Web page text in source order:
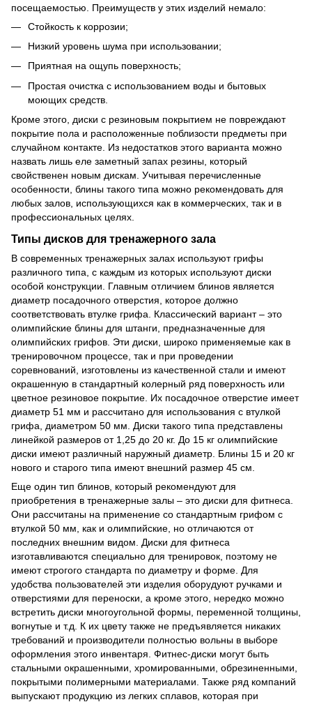
посещаемостью. Преимуществ у этих изделий немало:
Стойкость к коррозии;
Низкий уровень шума при использовании;
Приятная на ощупь поверхность;
Простая очистка с использованием воды и бытовых
моющих средств.
Кроме этого, диски с резиновым покрытием не повреждают
покрытие пола и расположенные поблизости предметы при
случайном контакте. Из недостатков этого варианта можно
назвать лишь еле заметный запах резины, который
свойственен новым дискам. Учитывая перечисленные
особенности, блины такого типа можно рекомендовать для
любых залов, использующихся как в коммерческих, так и в
профессиональных целях.
Типы дисков для тренажерного зала
В современных тренажерных залах используют грифы
различного типа, с каждым из которых используют диски
особой конструкции. Главным отличием блинов является
диаметр посадочного отверстия, которое должно
соответствовать втулке грифа. Классический вариант – это
олимпийские блины для штанги, предназначенные для
олимпийских грифов. Эти диски, широко применяемые как в
тренировочном процессе, так и при проведении
соревнований, изготовлены из качественной стали и имеют
окрашенную в стандартный колерный ряд поверхность или
цветное резиновое покрытие. Их посадочное отверстие имеет
диаметр 51 мм и рассчитано для использования с втулкой
грифа, диаметром 50 мм. Диски такого типа представлены
линейкой размеров от 1,25 до 20 кг. До 15 кг олимпийские
диски имеют различный наружный диаметр. Блины 15 и 20 кг
нового и старого типа имеют внешний размер 45 см.
Еще один тип блинов, который рекомендуют для
приобретения в тренажерные залы – это диски для фитнеса.
Они рассчитаны на применение со стандартным грифом с
втулкой 50 мм, как и олимпийские, но отличаются от
последних внешним видом. Диски для фитнеса
изготавливаются специально для тренировок, поэтому не
имеют строгого стандарта по диаметру и форме. Для
удобства пользователей эти изделия оборудуют ручками и
отверстиями для переноски, а кроме этого, нередко можно
встретить диски многоугольной формы, переменной толщины,
вогнутые и т.д. К их цвету также не предъявляется никаких
требований и производители полностью вольны в выборе
оформления этого инвентаря. Фитнес-диски могут быть
стальными окрашенными, хромированными, обрезиненными,
покрытыми полимерными материалами. Также ряд компаний
выпускают продукцию из легких сплавов, которая при